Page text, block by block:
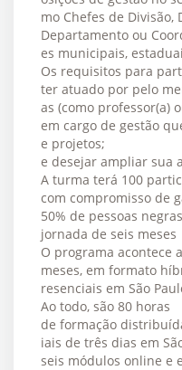
mo Chefes de Divisão,
Departamento ou
es municipais,
Os requisitos para
ter atuado por pelo
as (como professor(a)
em cargo de gestão
e projetos;
e desejar ampliar sua
A turma terá 100
com compromisso de
50% de pessoas
jornada de seis meses
O programa acontece
meses, em formato
resenciais em São
Ao todo, são 80 horas
de formação
iais de três dias em
seis módulos online e